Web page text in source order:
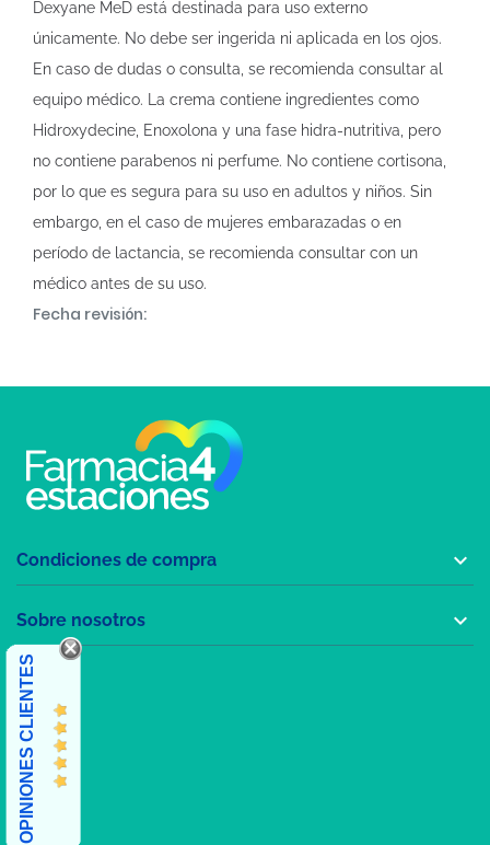
Dexyane MeD está destinada para uso externo
únicamente. No debe ser ingerida ni aplicada en los ojos.
En caso de dudas o consulta, se recomienda consultar al
equipo médico. La crema contiene ingredientes como
Hidroxydecine, Enoxolona y una fase hidra-nutritiva, pero
no contiene parabenos ni perfume. No contiene cortisona,
por lo que es segura para su uso en adultos y niños. Sin
embargo, en el caso de mujeres embarazadas o en
período de lactancia, se recomienda consultar con un
médico antes de su uso.
Fecha revisión:
Condiciones de compra 
Sobre nosotros 
OPINIONES CLIENTES